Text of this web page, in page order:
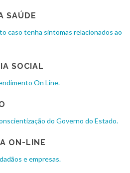
SAÚDE
caso tenha sintomas relacionados ao
SOCIAL
On Line.
do Governo do Estado.
ON-LINE
e empresas.